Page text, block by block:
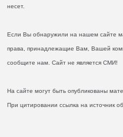
несет.
Если Вы обнаружили на нашем сайте
права, принадлежащие Вам, Вашей
сообщите нам. Сайт не является СМИ!
На сайте могут быть опубликованы
При цитировании ссылка на источник